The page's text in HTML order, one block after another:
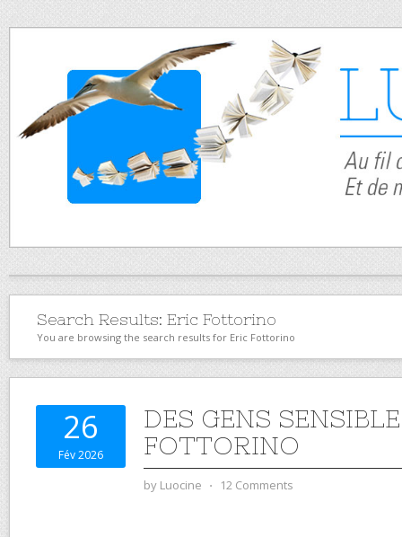
Search Results: Eric Fottorino
You are browsing the search results for Eric Fottorino
26
Fév 2026
DES GENS
FOTTORINO
by Luocine ⋅ 12 Comments